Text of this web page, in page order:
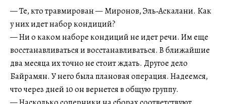
— Те, кто травмирован — Миронов, Эль‑Аскалани. Как
у них идет набор кондиций?
— Ни о каком наборе кондиций не идет речи. Им еще
восстанавливаться и восстанавливаться. В ближайшие
два месяца их точно не стоит ждать. Другое дело
Байрамян. У него была плановая операция. Надеемся,
что через дней 10 он вернется в общую группу.